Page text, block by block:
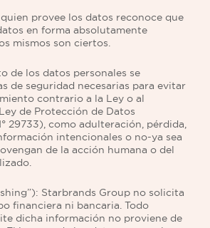
provee los datos reconoce que
en forma absolutamente
mismos son ciertos.
de los datos personales se
de seguridad necesarias para evitar
contrario a la Ley o al
de Protección de Datos
29733), como adulteración, pérdida,
intencionales o no-ya sea
de la acción humana o del
Starbrands Group no solicita
financiera ni bancaria. Todo
dicha información no proviene de